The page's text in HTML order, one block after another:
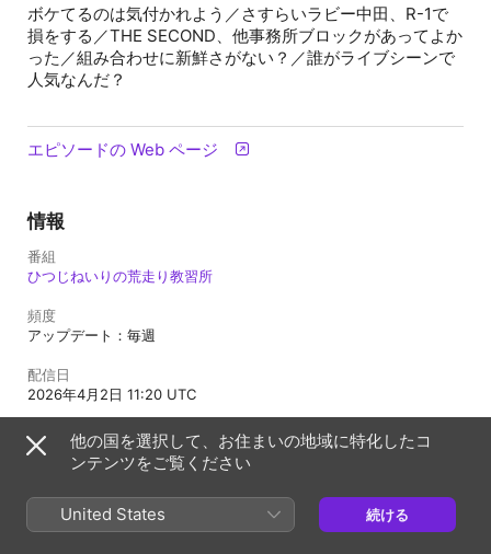
ボケてるのは気付かれよう／さすらいラビー中田、R-1で
損をする／THE SECOND、他事務所ブロックがあってよか
った／組み合わせに新鮮さがない？／誰がライブシーンで
人気なんだ？
エピソードの Web ページ
情報
番組
ひつじねいりの荒走り教習所
頻度
アップデート：毎週
配信日
2026年4月2日 11:20 UTC
長さ
33分
不適切な内容を含まない
他の国を選択して、お住まいの地域に特化したコ
ンテンツをご覧ください
United States 続ける